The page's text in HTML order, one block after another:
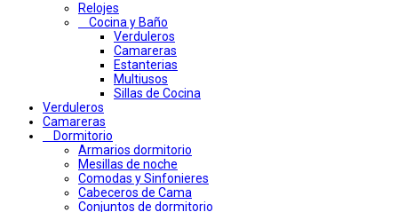
Relojes
Cocina y Baño
Verduleros
Camareras
Estanterias
Multiusos
Sillas de Cocina
Verduleros
Camareras
Dormitorio
Armarios dormitorio
Mesillas de noche
Comodas y Sinfonieres
Cabeceros de Cama
Conjuntos de dormitorio